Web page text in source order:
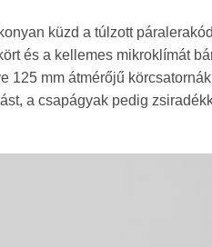
küzd a túlzott
és a kellemes mikroklímát
125 mm átmérőjű
a csapágyak pedig